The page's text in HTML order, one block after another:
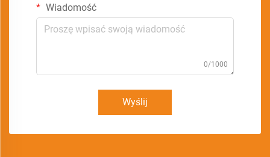
Wiadomość
0/1000
Wyślij